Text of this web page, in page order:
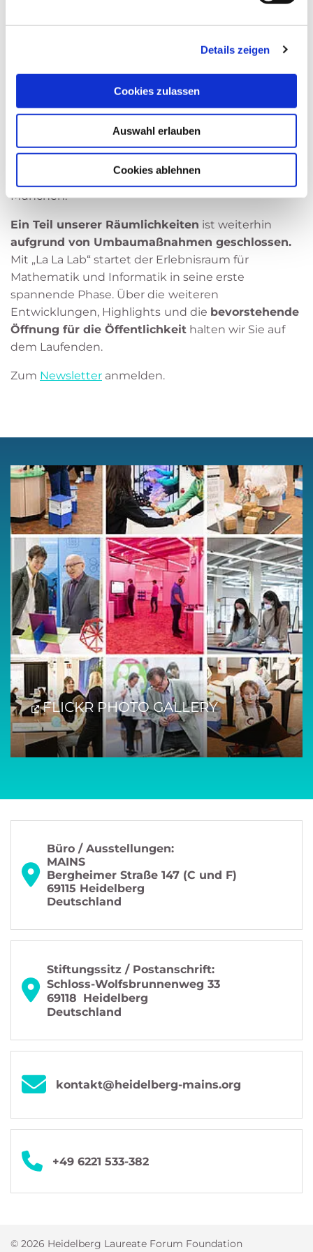
Details zeigen
Cookies zulassen
Auswahl erlauben
Cookies ablehnen
Mathematik in Ihrer Playlist steckt!
Die Exponate wurden von IMAGINARY in
Zusammenarbeit mit renommierten
Wissenschaftlern und Wissenschaftlerinnen aus
über zehn Ländern entwickelt. Die Erstellung der
Exponate und Realisierung der Ausstellung wurden
ermöglicht durch die Förderung der Klaus Tschira
weiterhin durch die Technische Universität
München.
Ein Teil unserer Räumlichkeiten ist weiterhin
aufgrund von Umbaumaßnahmen geschlossen.
Mit „La La Lab“ startet der Erlebnisraum für
Mathematik und Informatik in seine erste
spannende Phase. Über die weiteren
Entwicklungen, Highlights und die bevorstehende
Öffnung für die Öffentlichkeit halten wir Sie auf
dem Laufenden.
Zum Newsletter anmelden.
FLICKR PHOTO GALLERY
Büro / Ausstellungen:
MAINS
Bergheimer Straße 147 (C und F)
69115 Heidelberg
Deutschland
Stiftungssitz / Postanschrift:
Schloss-Wolfsbrunnenweg 33
69118 Heidelberg
Deutschland
kontakt@heidelberg-mains.org
+49 6221 533-382
© 2026 Heidelberg Laureate Forum Foundation